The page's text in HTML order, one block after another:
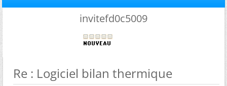
invitefd0c5009
Re : Logiciel bilan thermique